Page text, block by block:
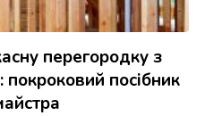
перегородку з
посібник